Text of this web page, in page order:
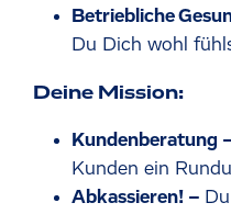
Betriebliche
Du Dich wohl
Deine Mission:
Kundenberatung
Kunden ein
Abkassieren! –